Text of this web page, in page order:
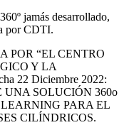
jamás desarrollado,
por CDTI.
POR “EL CENTRO
Y LA
22 Diciembre 2022:
SOLUCIÓN 360o
PARA EL
CILÍNDRICOS.